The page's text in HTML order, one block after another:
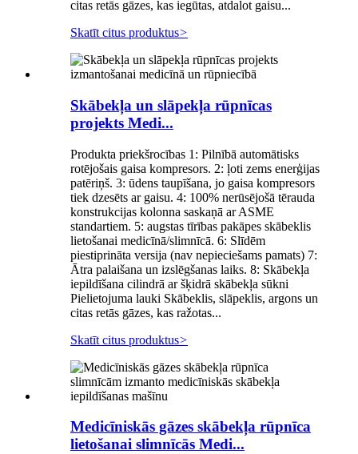
citas retās gāzes, kas iegūtas, atdalot gaisu...
Skatīt citus produktus>
Skābekļa un slāpekļa rūpnīcas
projekts Medi...
Produkta priekšrocības 1: Pilnībā automātisks
rotējošais gaisa kompresors. 2: ļoti zems enerģijas
patēriņš. 3: ūdens taupīšana, jo gaisa kompresors
tiek dzesēts ar gaisu. 4: 100% nerūsējošā tērauda
konstrukcijas kolonna saskaņā ar ASME
standartiem. 5: augstas tīrības pakāpes skābeklis
lietošanai medicīnā/slimnīcā. 6: Slīdēm
piestiprināta versija (nav nepieciešams pamats) 7:
Ātra palaišana un izslēgšanas laiks. 8: Skābekļa
iepildīšana cilindrā ar šķidrā skābekļa sūkni
Pielietojuma lauki Skābeklis, slāpeklis, argons un
citas retās gāzes, kas ražotas...
Skatīt citus produktus>
Medicīniskās gāzes skābekļa rūpnīca
lietošanai slimnīcās Medi...